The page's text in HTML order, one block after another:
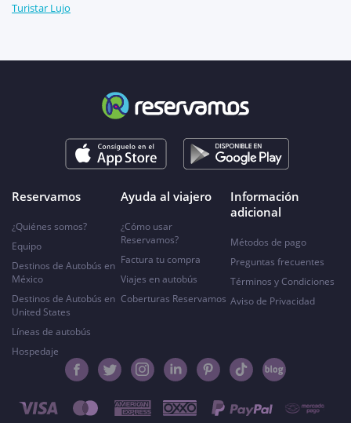
Turistar Lujo
Reservamos
¿Quiénes somos?
Equipo
Destinos de Autobús en
México
Destinos de Autobús en
United States
Líneas de autobús
Hospedaje
Ayuda al viajero
¿Cómo usar
Reservamos?
Factura tu compra
Viajes en autobús
Coberturas Reservamos
Información
adicional
Métodos de pago
Preguntas frecuentes
Términos y Condiciones
Aviso de Privacidad